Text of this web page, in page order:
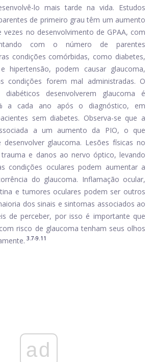
lo mais tarde na vida. Estudos
de primeiro grau têm um aumento
vezes no desenvolvimento de GPAA, com
com o número de parentes
condições comórbidas, como diabetes,
hipertensão, podem causar glaucoma,
condições forem mal administradas. O
desenvolverem glaucoma é
a cada ano após o diagnóstico, em
sem diabetes. Observa-se que a
a um aumento da PIO, o que
glaucoma. Lesões físicas no
e danos ao nervo óptico, levando
condições oculares podem aumentar a
do glaucoma. Inflamação ocular,
e tumores oculares podem ser outros
dos sinais e sintomas associados ao
de perceber, por isso é importante que
risco de glaucoma tenham seus olhos
3.7-9.11
ad